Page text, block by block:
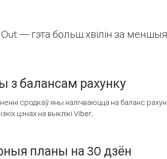
— гэта больш хвілін за
з балансам рахунку
сродкаў яны налічваюцца на баланс
цэнах на выклікі Viber.
планы на 30 дзён